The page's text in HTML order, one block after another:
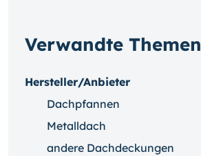
Verwandte Themen
Hersteller/Anbieter
Dachpfannen
Metalldach
andere Dachdeckungen